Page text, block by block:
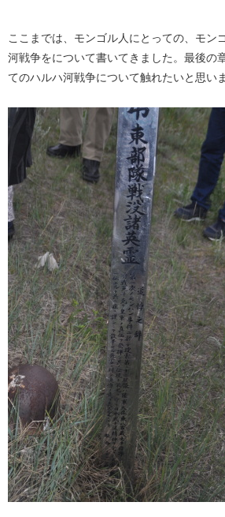
ここまでは、モンゴル人にとっての、モン
河戦争をについて書いてきました。最後の
てのハルハ河戦争について触れたいと思いま